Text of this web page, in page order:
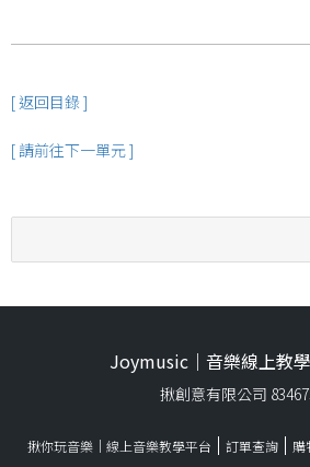
[ 返回目錄 ]
[ 請前往下一單元 ]
Joymusic｜音樂線上教
揪創意有限公司
揪你玩音樂｜線上音樂教學平台 訂單查詢 購